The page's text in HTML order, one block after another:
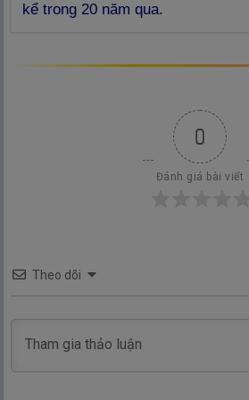
kể trong 20 năm qua.
0
Đánh giá bài viết
Theo dõi